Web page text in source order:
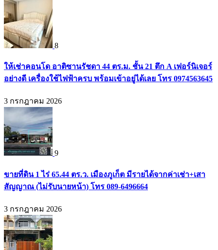
8
ให้เช่าคอนโด อาติซานรัชดา 44 ตร.ม. ชั้น 21 ตึก A เฟอร์นิเจอร์
อย่างดี เครื่องใช้ไฟฟ้าครบ พร้อมเข้าอยู่ได้เลย โทร 0974563645
3 กรกฎาคม 2026
9
ขายที่ดิน 1 ไร่ 65.44 ตร.ว. เมืองภูเก็ต มีรายได้จากค่าเช่า+เสา
สัญญาณ (ไม่รับนายหน้า) โทร 089-6496664
3 กรกฎาคม 2026